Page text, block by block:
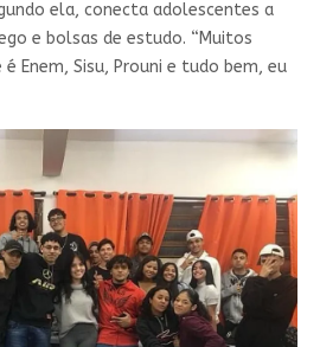
ela, conecta adolescentes a
e bolsas de estudo. “Muitos
Enem, Sisu, Prouni e tudo bem, eu